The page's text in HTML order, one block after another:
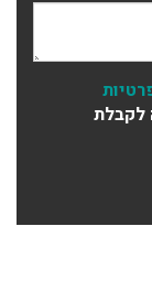
לקבלת